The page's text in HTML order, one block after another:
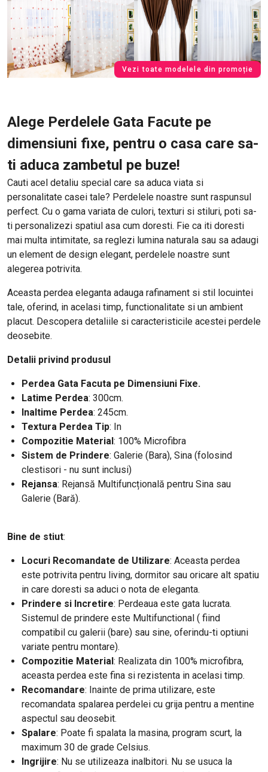
Vezi toate modelele din promoție
Alege Perdelele Gata Facute pe
dimensiuni fixe, pentru o casa care sa-
ti aduca zambetul pe buze!
Cauti acel detaliu special care sa aduca viata si
personalitate casei tale? Perdelele noastre sunt raspunsul
perfect. Cu o gama variata de culori, texturi si stiluri, poti sa-
ti personalizezi spatiul asa cum doresti. Fie ca iti doresti
mai multa intimitate, sa reglezi lumina naturala sau sa adaugi
un element de design elegant, perdelele noastre sunt
alegerea potrivita.
Aceasta perdea eleganta adauga rafinament si stil locuintei
tale, oferind, in acelasi timp, functionalitate si un ambient
placut. Descopera detaliile si caracteristicile acestei perdele
deosebite.
Detalii privind produsul
Perdea Gata Facuta pe Dimensiuni Fixe.
Latime Perdea: 300cm.
Inaltime Perdea: 245cm.
Textura Perdea Tip: In
Compozitie Material: 100% Microfibra
Sistem de Prindere: Galerie (Bara), Sina (folosind
clestisori - nu sunt inclusi)
Rejansa: Rejansă Multifuncțională pentru Sina sau
Galerie (Bară).
Bine de stiut:
Locuri Recomandate de Utilizare: Aceasta perdea
este potrivita pentru living, dormitor sau oricare alt spatiu
in care doresti sa aduci o nota de eleganta.
Prindere si Incretire: Perdeaua este gata lucrata.
Sistemul de prindere este Multifunctional ( fiind
compatibil cu galerii (bare) sau sine, oferindu-ti optiuni
variate pentru montare).
Compozitie Material: Realizata din 100% microfibra,
aceasta perdea este fina si rezistenta in acelasi timp.
Recomandare: Inainte de prima utilizare, este
recomandata spalarea perdelei cu grija pentru a mentine
aspectul sau deosebit.
Spalare: Poate fi spalata la masina, program scurt, la
maximum 30 de grade Celsius.
Ingrijire: Nu se utilizeaza inalbitori. Nu se usuca la